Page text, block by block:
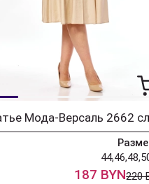
187 BYN220